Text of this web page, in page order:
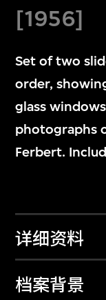
[1956]
Set of two
order,
glass
photographs
Ferbert.
详细资料
档案背景